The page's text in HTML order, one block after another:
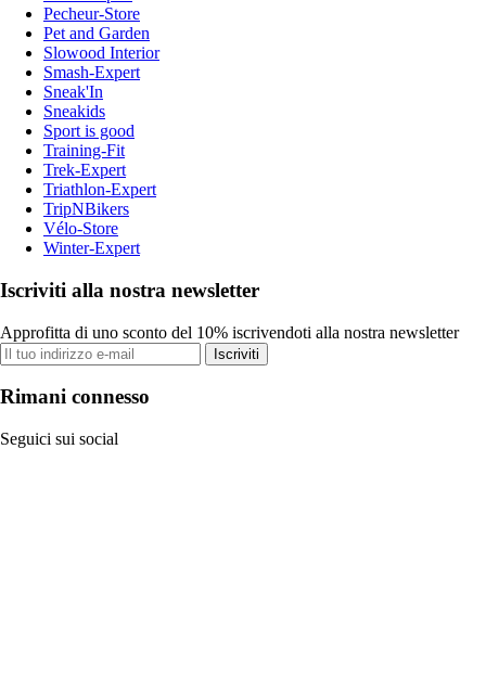
Pecheur-Store
Pet and Garden
Slowood Interior
Smash-Expert
Sneak'In
Sneakids
Sport is good
Training-Fit
Trek-Expert
Triathlon-Expert
TripNBikers
Vélo-Store
Winter-Expert
Iscriviti alla nostra newsletter
Approfitta di uno sconto del 10% iscrivendoti alla nostra newsletter
Iscriviti
Rimani connesso
Seguici sui social